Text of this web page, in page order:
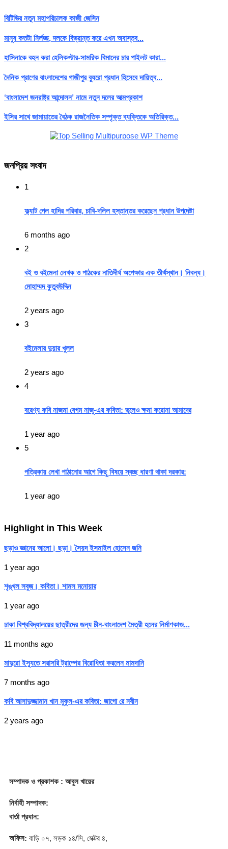
বিটিভির নতুন মহাপরিচালক কাজী জেসিন
মানুষ কতটা নির্লজ্জ, দলকে বিভ্রান্ত করে এখন অবাস্তব...
হাসিনাকে বহন করা হেলিকপ্টার-সামরিক বিমানের চার পাইলট কারা...
দৈনিক প্রাণের বাংলাদেশের গাজীপুর ব্যুরো প্রধান হিসেবে দায়িত্ব...
‘বাংলাদেশ জনরাষ্ট্র আন্দোলন’ নামে নতুন দলের আত্মপ্রকাশ
ইসির সাথে জামায়াতের বৈঠক রাজনৈতিক সম্পৃক্ত ব্যক্তিকে অতিরিক্ত...
জনপ্রিয় সংবাদ
1
ফ্ল্যাট পেল হাদির পরিবার, চাবি-দলিল হস্তান্তর করেছেন প্রধান উপদেষ্টা
6 months ago
2
বই ও বইমেলা লেখক ও পাঠকের নাতিদীর্ঘ অপেক্ষার এক তীর্থস্থান। নিবন্ধ।
মোহাম্মদ কুতুবউদ্দিন
2 years ago
3
বইমেলার দুয়ার খুলল
2 years ago
4
বরেণ্য কবি নাজমা বেগম নাজু-এর কবিতা: ভুলেও ক্ষমা করোনা আমাদের
1 year ago
5
পত্রিকায় লেখা পাঠানোর আগে কিছু বিষয়ে স্বচ্ছ ধারণা থাকা দরকার:
1 year ago
Highlight in This Week
ছড়াও জ্ঞানের আলো। ছড়া। সৈয়দ ইসমাইল হোসেন জনি
1 year ago
শৃঙ্খল সবুজ। কবিতা। শামস মনোয়ার
1 year ago
ঢাকা বিশ্ববিদ্যালয়ের ছাত্রীদের জন্য চীন-বাংলাদেশ মৈত্রী হলের নির্মাণকাজ...
11 months ago
মাদুরো ইস্যুতে সরাসরি ট্রাম্পের বিরোধিতা করলেন মামদানি
7 months ago
কবি আসাদুজ্জামান খান মুকুল-এর কবিতা: জাগো রে নবীন
2 years ago
সম্পাদকও প্রকাশক : আবুল খায়ের
নির্বাহী সম্পাদক:
বার্তা প্রধান:
অফিস: বাড়ি ০৭, সড়ক ১৪/সি, সেক্টর ৪,